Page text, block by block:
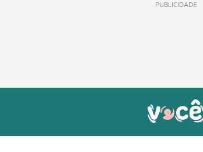
PUBLICIDADE